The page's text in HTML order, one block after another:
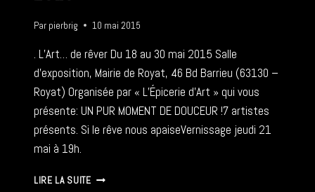
Par pierbrig 10 mai 2015
. L’Art… de rêver Du 18 au 30 mai 2015 Salle
d’exposition, Mairie de Royat, 46 Bd Barrieu (63130 –
Royat) Organisée par « L’Épicerie d’Art » qui vous
présente: UN PUR MOMENT DE DOUCEUR !7 artistes
présents. Si le rêve nous apaiseVernissage jeudi 21
mai à 19h.
LIRE LA SUITEL’ART…